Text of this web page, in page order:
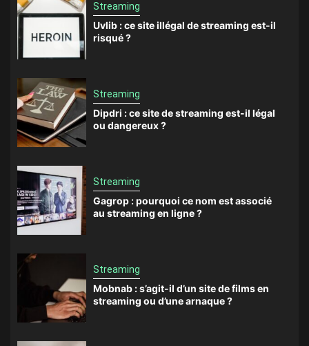
Streaming
Uvlib : ce site illégal de streaming est-il
risqué ?
Streaming
Dipdri : ce site de streaming est-il légal
ou dangereux ?
Streaming
Gagrop : pourquoi ce nom est associé
au streaming en ligne ?
Streaming
Mobnab : s’agit-il d’un site de films en
streaming ou d’une arnaque ?